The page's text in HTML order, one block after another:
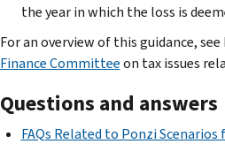
the year in which the loss is
For an overview of this guidance,
Finance Committeeon tax issues
Questions and answers
FAQs Related to Ponzi